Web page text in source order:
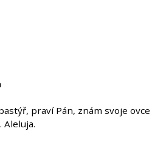
praví Pán, znám svoje ovce
Aleluja.